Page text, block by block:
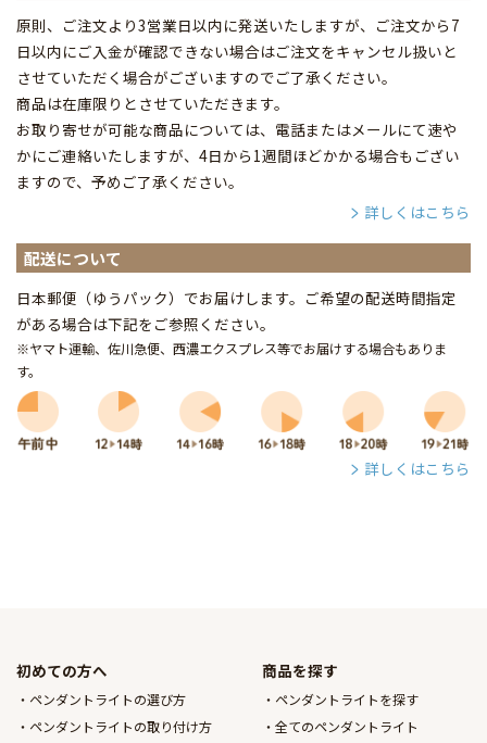
原則、ご注文より3営業日以内に発送いたしますが、ご注文から7
日以内にご入金が確認できない場合はご注文をキャンセル扱いと
させていただく場合がございますのでご了承ください。
商品は在庫限りとさせていただきます。
お取り寄せが可能な商品については、電話またはメールにて速や
かにご連絡いたしますが、4日から1週間ほどかかる場合もござい
ますので、予めご了承ください。
詳しくはこちら
配送について
日本郵便（ゆうパック）でお届けします。ご希望の配送時間指定
がある場合は下記をご参照ください。
※ヤマト運輸、佐川急便、西濃エクスプレス等でお届けする場合もありま
す。
詳しくはこちら
初めての方へ
ペンダントライトの選び方
ペンダントライトの取り付け方
商品を探す
ペンダントライトを探す
全てのペンダントライト